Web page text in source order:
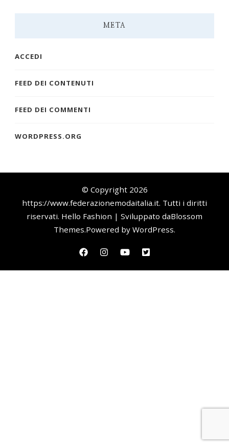
META
ACCEDI
FEED DEI CONTENUTI
FEED DEI COMMENTI
WORDPRESS.ORG
© Copyright 2026
https://www.federazionemodaitalia.it. Tutti i diritti
riservati. Hello Fashion | Sviluppato daBlossom
Themes.Powered by WordPress.